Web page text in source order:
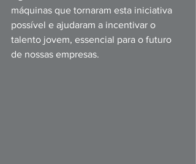
máquinas que tornaram esta iniciativa
possível e ajudaram a incentivar o
talento jovem, essencial para o futuro
de nossas empresas.